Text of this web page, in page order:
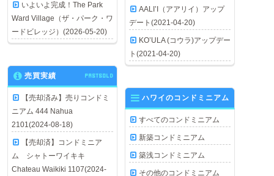
いよいよ完成！The Park
Ward Village（ザ・パーク・ワ
ードビレッジ）(2026-05-20)
AALI’I（アアリイ）アップ
デート(2021-04-20)
KO’ULA (コウラ)アップデー
ト(2021-04-20)
売買実績 PASTSOLD
【売却済み】売りコンドミ
ニアム 444 Nahua
2101(2024-08-18)
【売却済】コンドミニア
ム シャトーワイキキ
Chateau Waikiki 1107(2024-
ハワイのコンドミニアム
すべてのコンドミニアム
新築コンドミニアム
築浅コンドミニアム
その他のコンドミニアム